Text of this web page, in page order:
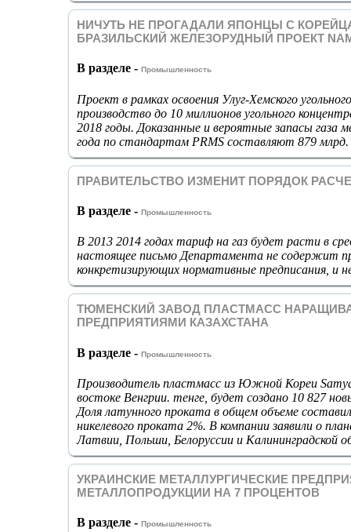
НИЧУТЬ НЕ ПРОГАДАЛИ ЯПОНЦЫ С
БРАЗИЛЬСКИЙ ЖЕЛЕЗОРУДНЫЙ ПРОЕКТ
В разделе - Промышленность
Проект в рамках освоения Улуг-Хемского
производство до 10 миллионов угольного
2018 годы. Доказанные и вероятные запасы газа
года по стандартам PRMS составляют 879
ПРАВИТЕЛЬСТВО ИЗМЕНИТ ПОРЯДОК
В разделе - Промышленность
В 2013 2014 годах тариф на газ будет расти в
настоящее письмо Департамента не содержит
конкретизирующих нормативные предписания, и
ТЮМЕНСКИЙ ЗАВОД ПЛАСТМАСС
ПРЕДПРИЯТИЯМИ КАЗАХСТАНА
В разделе - Промышленность
Производитель пластмасс из Южной Кореи
востоке Венгрии. тенге, будет создано 10 827
Доля латунного проката в общем объеме
никелевого проката 2%. В компании заявили о
Латвии, Польши, Белоруссии и Калининградской
УКРАИНСКИЕ МЕТАЛЛУРГИЧЕСКИЕ
МЕТАЛЛОПРОДУКЦИИ НА 7 ПРОЦЕНТОВ
В разделе - Промышленность